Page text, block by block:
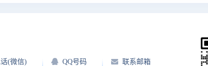
话(微信)
QQ号码
联系邮箱